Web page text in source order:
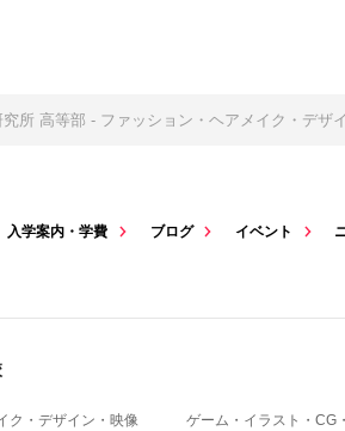
所 高等部 - ファッション・ヘアメイク・デザ
入学案内・学費 ブログ イベント
ク・デザイン・映像 ゲーム・イラスト・CG